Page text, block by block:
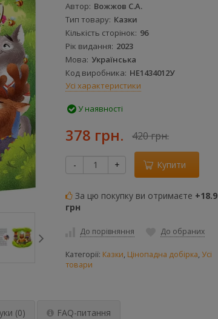
Автор Вожжов С.А.
Тип товару Казки
Кількість сторінок 96
Рік видання 2023
Мова Українська
Код виробника НЕ1434012У
Усі характеристики
У наявності
378 грн. 420 грн.
- + Купити
За цю покупку ви отримаєте +18.9
грн
До порівняння До обраних
Категорії: Казки, Цінопадна добірка, Усі
товари
(0) FAQ-питання